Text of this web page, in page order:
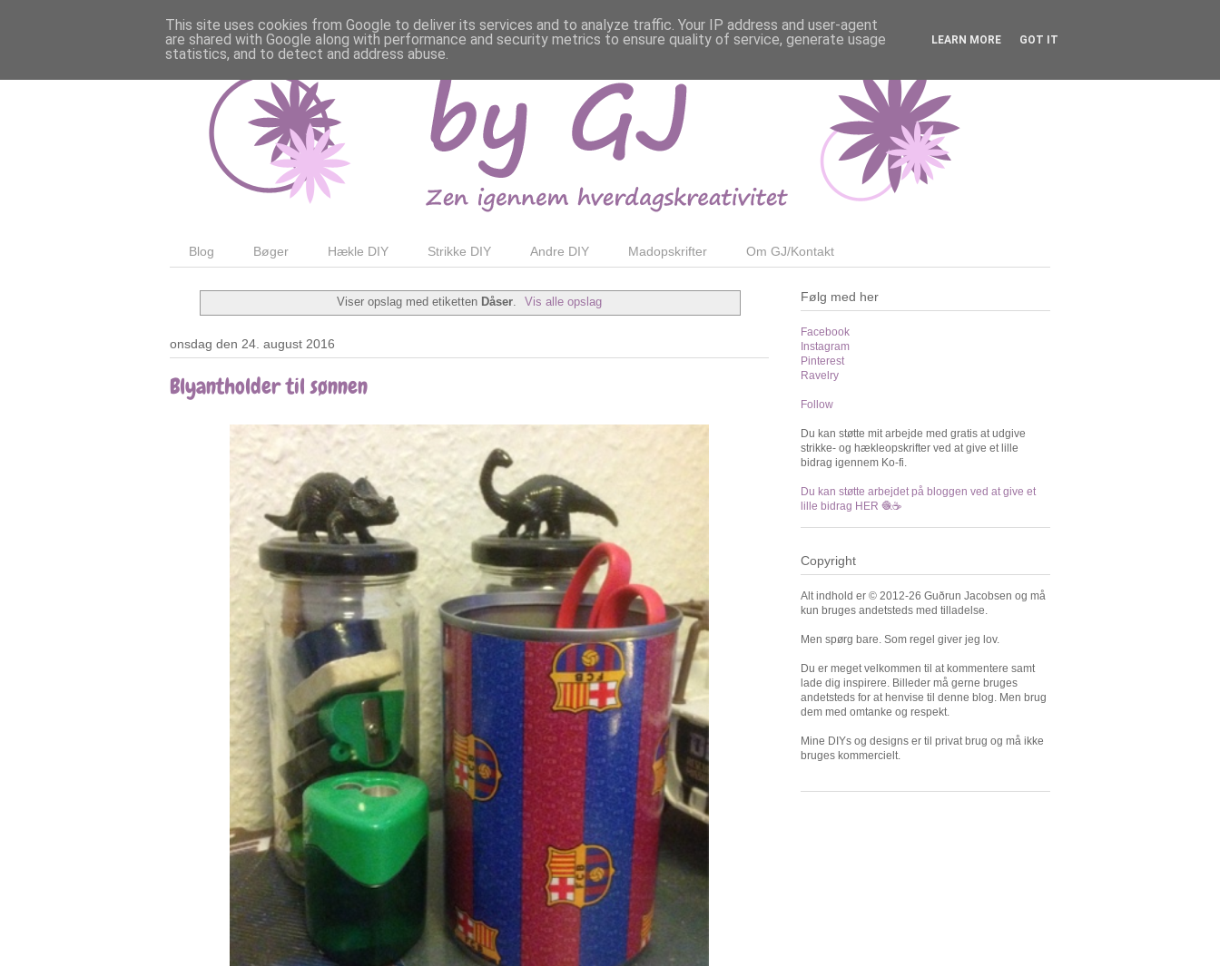
Blog Bøger Hækle DIY Strikke DIY Andre DIY Madopskrifter Om GJ/Kontakt
Viser opslag med etiketten Dåser. Vis alle opslag
onsdag den 24. august 2016
Blyantholder til sønnen
Følg med her
Facebook
Instagram
Pinterest
Ravelry
Follow
Du kan støtte mit arbejde med gratis at udgive
strikke- og hækleopskrifter ved at give et lille
bidrag igennem Ko-fi.
Du kan støtte arbejdet på bloggen ved at give et
lille bidrag HER 🧶☕️
Copyright
Alt indhold er © 2012-26 Guðrun Jacobsen og må
kun bruges andetsteds med tilladelse.
Men spørg bare. Som regel giver jeg lov.
Du er meget velkommen til at kommentere samt
lade dig inspirere. Billeder må gerne bruges
andetsteds for at henvise til denne blog. Men brug
dem med omtanke og respekt.
Mine DIYs og designs er til privat brug og må ikke
bruges kommercielt.
This site uses cookies from Google to deliver its services and to analyze traffic. Your IP address and user-agent
are shared with Google along with performance and security metrics to ensure quality of service, generate usage
statistics, and to detect and address abuse.
LEARN MORE GOT IT